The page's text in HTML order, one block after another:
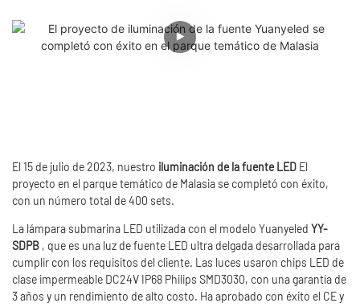
El 15 de julio de 2023, nuestro iluminación de la fuente LED El
proyecto en el parque temático de Malasia se completó con éxito,
con un número total de 400 sets.
La lámpara submarina LED utilizada con el modelo Yuanyeled YY-
SDPB , que es una luz de fuente LED ultra delgada desarrollada para
cumplir con los requisitos del cliente. Las luces usaron chips LED de
clase impermeable DC24V IP68 Philips SMD3030, con una garantía de
3 años y un rendimiento de alto costo. Ha aprobado con éxito el CE y